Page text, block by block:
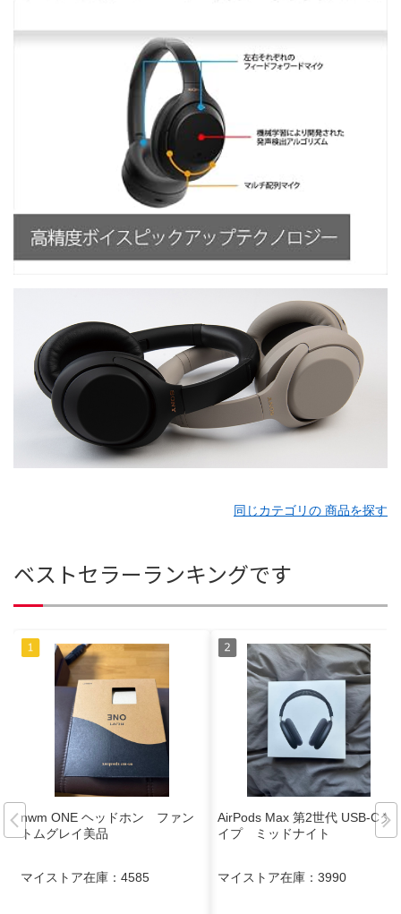
同じカテゴリの 商品を探す
ベストセラーランキングです
nwm ONE ヘッドホン ファン
トムグレイ美品
マイストア在庫： 4585
AirPods Max 第2世代 USB-Cタ
イプ ミッドナイト
マイストア在庫： 3990